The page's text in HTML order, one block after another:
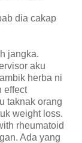
dia cakap
jangka.
aku
herba ni
effect
taknak orang
weight loss.
rheumatoid
Ada yang